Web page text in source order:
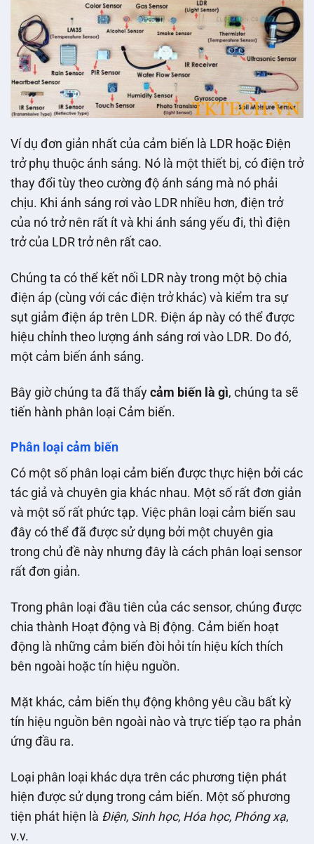
Ví dụ đơn giản nhất của cảm biến là LDR hoặc Điện
trở phụ thuộc ánh sáng. Nó là một thiết bị, có điện trở
thay đổi tùy theo cường độ ánh sáng mà nó phải
chịu. Khi ánh sáng rơi vào LDR nhiều hơn, điện trở
của nó trở nên rất ít và khi ánh sáng yếu đi, thì điện
trở của LDR trở nên rất cao.
Chúng ta có thể kết nối LDR này trong một bộ chia
điện áp (cùng với các điện trở khác) và kiểm tra sự
sụt giảm điện áp trên LDR. Điện áp này có thể được
hiệu chỉnh theo lượng ánh sáng rơi vào LDR. Do đó,
một cảm biến ánh sáng.
Bây giờ chúng ta đã thấy cảm biến là gì, chúng ta sẽ
tiến hành phân loại Cảm biến.
Phân loại cảm biến
Có một số phân loại cảm biến được thực hiện bởi các
tác giả và chuyên gia khác nhau. Một số rất đơn giản
và một số rất phức tạp. Việc phân loại cảm biến sau
đây có thể đã được sử dụng bởi một chuyên gia
trong chủ đề này nhưng đây là cách phân loại sensor
rất đơn giản.
Trong phân loại đầu tiên của các sensor, chúng được
chia thành Hoạt động và Bị động. Cảm biến hoạt
động là những cảm biến đòi hỏi tín hiệu kích thích
bên ngoài hoặc tín hiệu nguồn.
Mặt khác, cảm biến thụ động không yêu cầu bất kỳ
tín hiệu nguồn bên ngoài nào và trực tiếp tạo ra phản
ứng đầu ra.
Loại phân loại khác dựa trên các phương tiện phát
hiện được sử dụng trong cảm biến. Một số phương
tiện phát hiện là Điện, Sinh học, Hóa học, Phóng xạ,
v.v.